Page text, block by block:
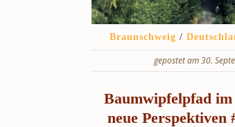
Braunschweig /
gepostet am 30.
Baumwipfelpfad
neue Perspektiven